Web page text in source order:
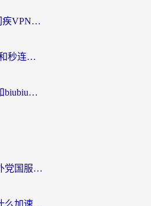
Malus VPN好用吗？和闪疾VPN对比哪个回国效果更好？海外华人的实用避坑指南
海外党必看：Quickback和秒连好用吗？3步选对回国加速器，无缝刷国内资源
海外党必看：雷神手游和biubiu好用吗？3招选对回国加速器无缝刷国内资源
国外可以玩艾希么？海外党国服游戏畅玩终极指南（附加速器选择秘籍）